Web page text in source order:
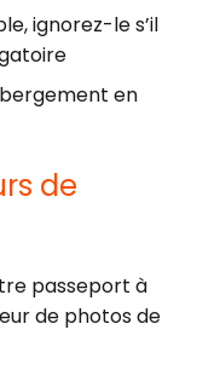
ignorez-le s’il
en
de
passeport à
de photos de